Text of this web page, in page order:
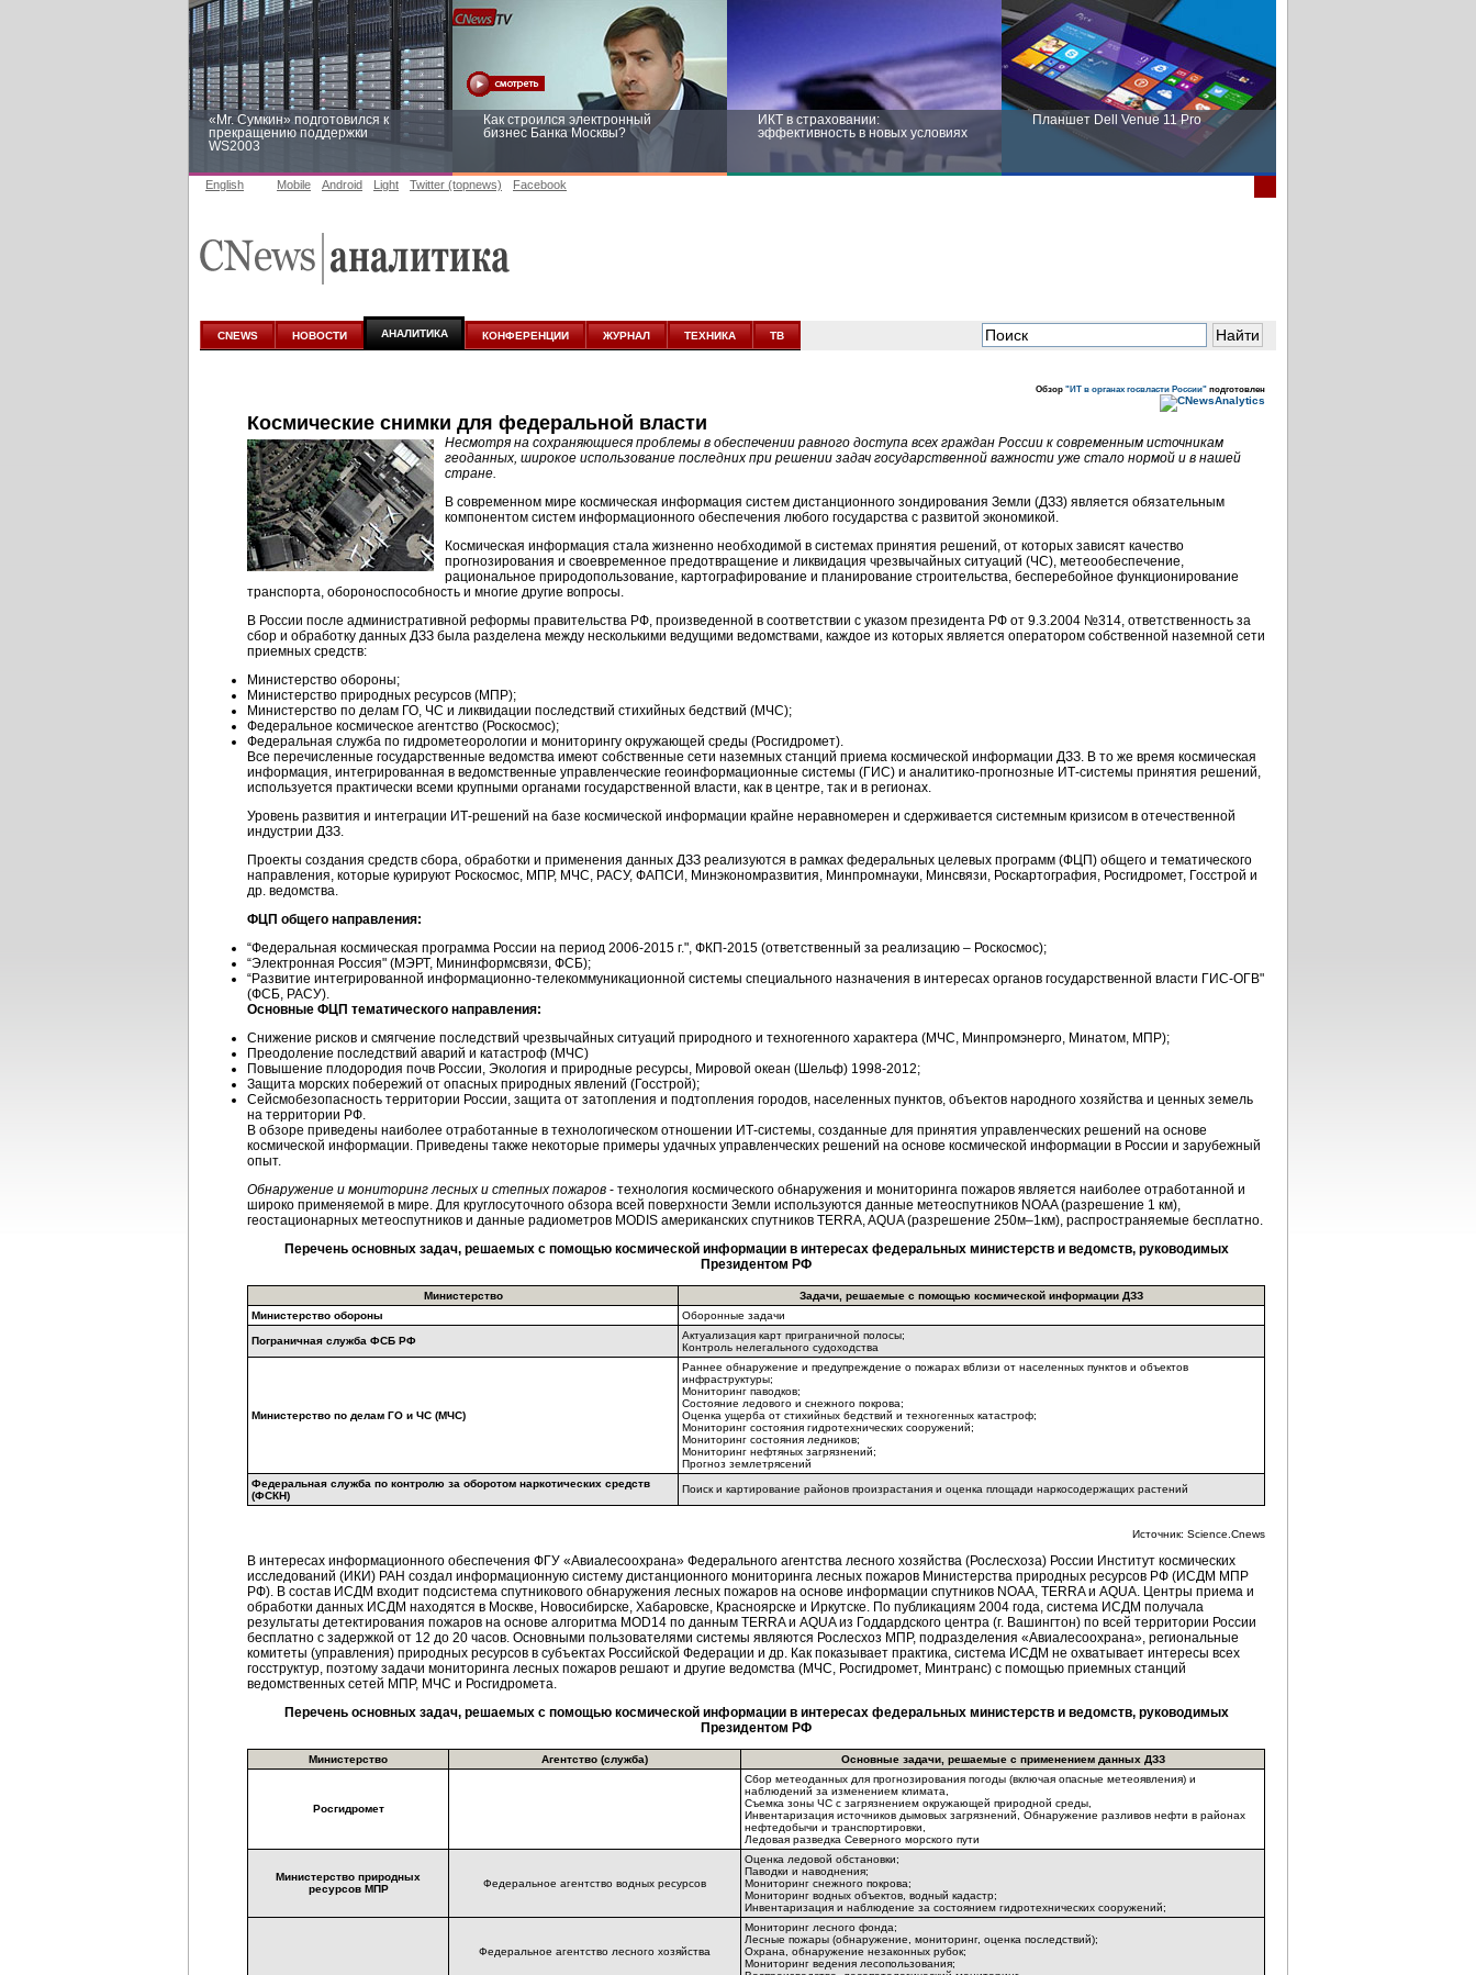
«Mr. Сумкин» подготовился к
прекращению поддержки
WS2003
Как строился электронный
бизнес Банка Москвы?
ИКТ в страховании:
эффективность в новых условиях
Планшет Dell Venue 11 Pro
аналитике
новых условиях
English Mobile Android Light Twitter (topnews) Facebook
CNEWS НОВОСТИ АНАЛИТИКА КОНФЕРЕНЦИИ ЖУРНАЛ ТЕХНИКА ТВ
Обзор "ИТ в органах госвласти России" подготовлен
Космические снимки для федеральной власти
Несмотря на сохраняющиеся проблемы в обеспечении равного доступа всех граждан России к современным источникам
геоданных, широкое использование последних при решении задач государственной важности уже стало нормой и в нашей
стране.
В современном мире космическая информация систем дистанционного зондирования Земли (ДЗЗ) является обязательным
компонентом систем информационного обеспечения любого государства с развитой экономикой.
Космическая информация стала жизненно необходимой в системах принятия решений, от которых зависят качество
прогнозирования и своевременное предотвращение и ликвидация чрезвычайных ситуаций (ЧС), метеообеспечение,
рациональное природопользование, картографирование и планирование строительства, бесперебойное функционирование
транспорта, обороноспособность и многие другие вопросы.
В России после административной реформы правительства РФ, произведенной в соответствии с указом президента РФ от 9.3.2004 №314, ответственность за
сбор и обработку данных ДЗЗ была разделена между несколькими ведущими ведомствами, каждое из которых является оператором собственной наземной сети
приемных средств:
Министерство обороны;
Министерство природных ресурсов (МПР);
Министерство по делам ГО, ЧС и ликвидации последствий стихийных бедствий (МЧС);
Федеральное космическое агентство (Роскосмос);
Федеральная служба по гидрометеорологии и мониторингу окружающей среды (Росгидромет).
Все перечисленные государственные ведомства имеют собственные сети наземных станций приема космической информации ДЗЗ. В то же время космическая
информация, интегрированная в ведомственные управленческие геоинформационные системы (ГИС) и аналитико-прогнозные ИТ-системы принятия решений,
используется практически всеми крупными органами государственной власти, как в центре, так и в регионах.
Уровень развития и интеграции ИТ-решений на базе космической информации крайне неравномерен и сдерживается системным кризисом в отечественной
индустрии ДЗЗ.
Проекты создания средств сбора, обработки и применения данных ДЗЗ реализуются в рамках федеральных целевых программ (ФЦП) общего и тематического
направления, которые курируют Роскосмос, МПР, МЧС, РАСУ, ФАПСИ, Минэкономразвития, Минпромнауки, Минсвязи, Роскартография, Росгидромет, Госстрой и
др. ведомства.
ФЦП общего направления:
“Федеральная космическая программа России на период 2006-2015 г.", ФКП-2015 (ответственный за реализацию – Роскосмос);
“Электронная Россия" (МЭРТ, Мининформсвязи, ФСБ);
“Развитие интегрированной информационно-телекоммуникационной системы специального назначения в интересах органов государственной власти ГИС-ОГВ"
(ФСБ, РАСУ).
Основные ФЦП тематического направления:
Снижение рисков и смягчение последствий чрезвычайных ситуаций природного и техногенного характера (МЧС, Минпромэнерго, Минатом, МПР);
Преодоление последствий аварий и катастроф (МЧС)
Повышение плодородия почв России, Экология и природные ресурсы, Мировой океан (Шельф) 1998-2012;
Защита морских побережий от опасных природных явлений (Госстрой);
Сейсмобезопасность территории России, защита от затопления и подтопления городов, населенных пунктов, объектов народного хозяйства и ценных земель
на территории РФ.
В обзоре приведены наиболее отработанные в технологическом отношении ИТ-системы, созданные для принятия управленческих решений на основе
космической информации. Приведены также некоторые примеры удачных управленческих решений на основе космической информации в России и зарубежный
опыт.
Обнаружение и мониторинг лесных и степных пожаров - технология космического обнаружения и мониторинга пожаров является наиболее отработанной и
широко применяемой в мире. Для круглосуточного обзора всей поверхности Земли используются данные метеоспутников NOAA (разрешение 1 км),
геостационарных метеоспутников и данные радиометров MODIS американских спутников TERRA, AQUA (разрешение 250м–1км), распространяемые бесплатно.
Перечень основных задач, решаемых с помощью космической информации в интересах федеральных министерств и ведомств, руководимых
Президентом РФ
Министерство
Задачи, решаемые с помощью космической информации ДЗЗ
Министерство обороны
Оборонные задачи
Пограничная служба ФСБ РФ
Актуализация карт приграничной полосы;
Контроль нелегального судоходства
Министерство по делам ГО и ЧС (МЧС)
Раннее обнаружение и предупреждение о пожарах вблизи от населенных пунктов и объектов
инфраструктуры;
Мониторинг паводков;
Состояние ледового и снежного покрова;
Оценка ущерба от стихийных бедствий и техногенных катастроф;
Мониторинг состояния гидротехнических сооружений;
Мониторинг состояния ледников;
Мониторинг нефтяных загрязнений;
Прогноз землетрясений
Федеральная служба по контролю за оборотом наркотических средств
(ФСКН)
Поиск и картирование районов произрастания и оценка площади наркосодержащих растений
Источник: Science.Cnews
В интересах информационного обеспечения ФГУ «Авиалесоохрана» Федерального агентства лесного хозяйства (Рослесхоза) России Институт космических
исследований (ИКИ) РАН создал информационную систему дистанционного мониторинга лесных пожаров Министерства природных ресурсов РФ (ИСДМ МПР
РФ). В состав ИСДМ входит подсистема спутникового обнаружения лесных пожаров на основе информации спутников NOAA, TERRA и AQUA. Центры приема и
обработки данных ИСДМ находятся в Москве, Новосибирске, Хабаровске, Красноярске и Иркутске. По публикациям 2004 года, система ИСДМ получала
результаты детектирования пожаров на основе алгоритма MOD14 по данным TERRA и AQUA из Годдардского центра (г. Вашингтон) по всей территории России
бесплатно с задержкой от 12 до 20 часов. Основными пользователями системы являются Рослесхоз МПР, подразделения «Авиалесоохрана», региональные
комитеты (управления) природных ресурсов в субъектах Российской Федерации и др. Как показывает практика, система ИСДМ не охватывает интересы всех
госструктур, поэтому задачи мониторинга лесных пожаров решают и другие ведомства (МЧС, Росгидромет, Минтранс) с помощью приемных станций
ведомственных сетей МПР, МЧС и Росгидромета.
Перечень основных задач, решаемых с помощью космической информации в интересах федеральных министерств и ведомств, руководимых
Президентом РФ
Министерство Агентство (служба) Основные задачи, решаемые с применением данных ДЗЗ
Росгидромет
Сбор метеоданных для прогнозирования погоды (включая опасные метеоявления) и
наблюдений за изменением климата,
Съемка зоны ЧС с загрязнением окружающей природной среды,
Инвентаризация источников дымовых загрязнений, Обнаружение разливов нефти в районах
нефтедобычи и транспортировки,
Ледовая разведка Северного морского пути
Министерство природных
ресурсов МПР
Федеральное агентство водных ресурсов
Оценка ледовой обстановки;
Паводки и наводнения;
Мониторинг cнежного покрова;
Мониторинг водных объектов, водный кадастр;
Инвентаризация и наблюдение за состоянием гидротехнических сооружений;
Федеральное агентство лесного хозяйства
Мониторинг лесного фонда;
Лесные пожары (обнаружение, мониторинг, оценка последствий);
Охрана, обнаружение незаконных рубок;
Мониторинг ведения лесопользования;